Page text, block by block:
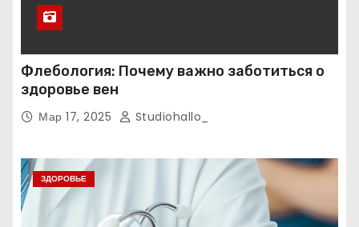
Флебология: Почему важно заботиться о
здоровье вен
Мар 17, 2025 Studiohallo_
ЗДОРОВЬЕ